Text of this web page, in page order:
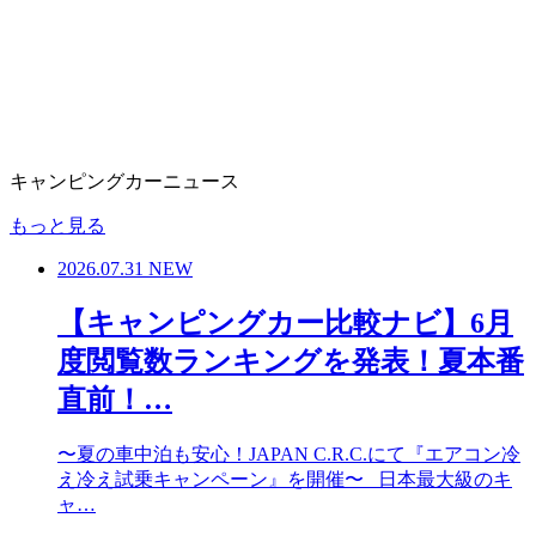
キャンピングカーニュース
もっと見る
2026.07.31 NEW
【キャンピングカー比較ナビ】6月
度閲覧数ランキングを発表！夏本番
直前！…
〜夏の車中泊も安心！JAPAN C.R.C.にて『エアコン冷
え冷え試乗キャンペーン』を開催〜 日本最大級のキ
ャ…